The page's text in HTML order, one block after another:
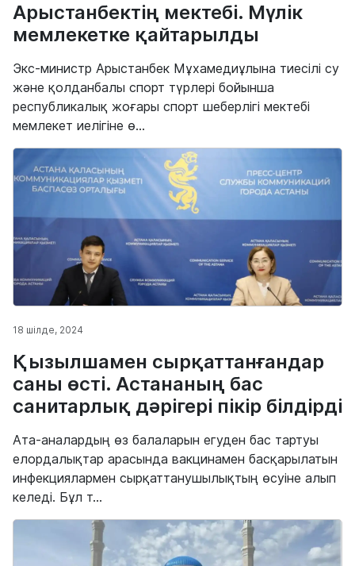
Арыстанбектің мектебі. Мүлік
мемлекетке қайтарылды
Экс-министр Арыстанбек Мұхамедиұлына тиесілі су
және қолданбалы спорт түрлері бойынша
республикалық жоғары спорт шеберлігі мектебі
мемлекет иелігіне ө...
18 шілде, 2024
Қызылшамен сырқаттанғандар
саны өсті. Астананың бас
санитарлық дәрігері пікір білдірді
Ата-аналардың өз балаларын егуден бас тартуы
елордалықтар арасында вакцинамен басқарылатын
инфекциялармен сырқаттанушылықтың өсуіне алып
келеді. Бұл т...